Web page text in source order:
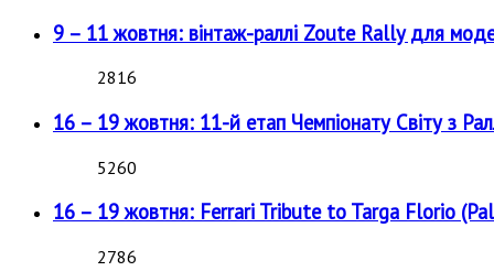
9 – 11 жовтня: вінтаж-раллі Zoute Rally для
2816
16 – 19 жовтня: 11-й етап Чемпіонату Світу з
5260
16 – 19 жовтня: Ferrari Tribute to Targa Florio
2786